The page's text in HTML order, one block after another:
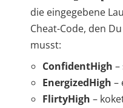
die eingegebene
Cheat-Code, den
musst:
ConfidentHigh
EnergizedHigh –
FlirtyHigh –